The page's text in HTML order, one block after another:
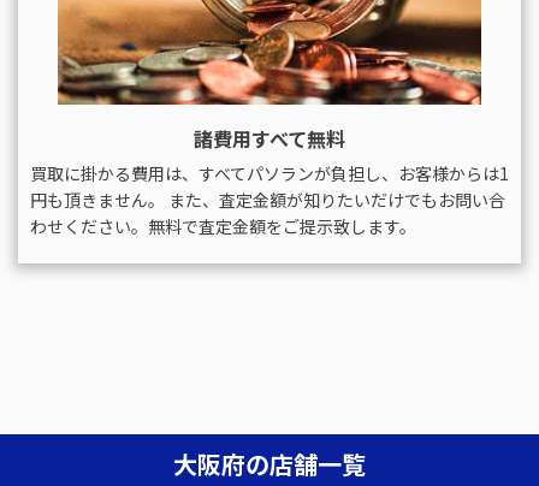
諸費用すべて無料
買取に掛かる費用は、すべてパソランが負担し、お客様からは1
円も頂きません。 また、査定金額が知りたいだけでもお問い合
わせください。無料で査定金額をご提示致します。
大阪府の店舗一覧